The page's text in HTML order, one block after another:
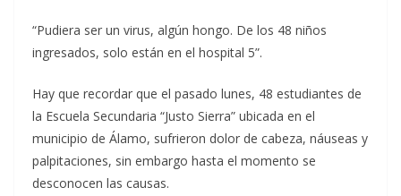
“Pudiera ser un virus, algún hongo. De los 48 niños
ingresados, solo están en el hospital 5”.
Hay que recordar que el pasado lunes, 48 estudiantes de
la Escuela Secundaria “Justo Sierra” ubicada en el
municipio de Álamo, sufrieron dolor de cabeza, náuseas y
palpitaciones, sin embargo hasta el momento se
desconocen las causas.